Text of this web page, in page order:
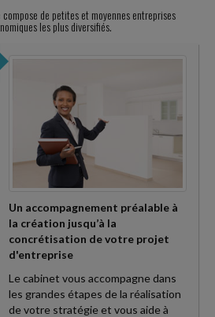
de petites et moyennes entreprises
les plus diversifiés.
Un accompagnement préalable à
la création jusqu’à la
concrétisation de votre projet
d'entreprise
Le cabinet vous accompagne dans
les grandes étapes de la réalisation
de votre stratégie et vous aide à